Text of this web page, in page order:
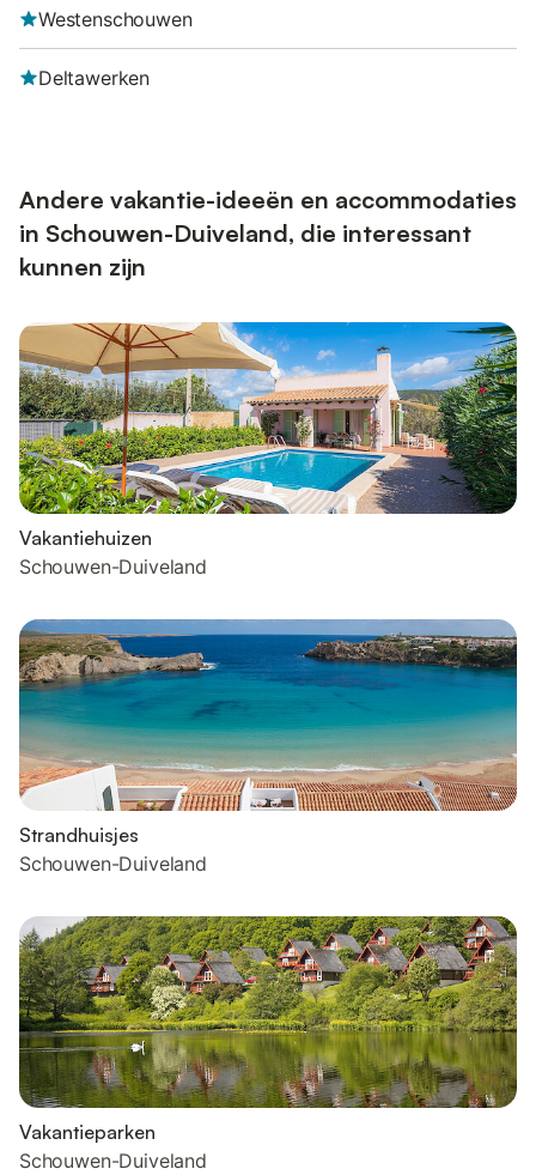
Westenschouwen
Deltawerken
Andere vakantie-ideeën en accommodaties
in Schouwen-Duiveland, die interessant
kunnen zijn
Vakantiehuizen
Schouwen-Duiveland
Strandhuisjes
Schouwen-Duiveland
Vakantieparken
Schouwen-Duiveland